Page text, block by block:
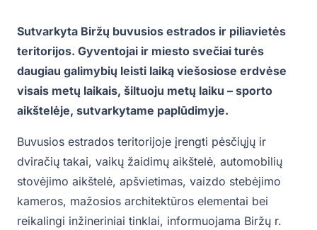
Sutvarkyta Biržų buvusios estrados ir piliavietės
teritorijos. Gyventojai ir miesto svečiai turės
daugiau galimybių leisti laiką viešosiose erdvėse
visais metų laikais, šiltuoju metų laiku – sporto
aikštelėje, sutvarkytame paplūdimyje.
Buvusios estrados teritorijoje įrengti pėsčiųjų ir
dviračių takai, vaikų žaidimų aikštelė, automobilių
stovėjimo aikštelė, apšvietimas, vaizdo stebėjimo
kameros, mažosios architektūros elementai bei
reikalingi inžineriniai tinklai, informuojama Biržų r.